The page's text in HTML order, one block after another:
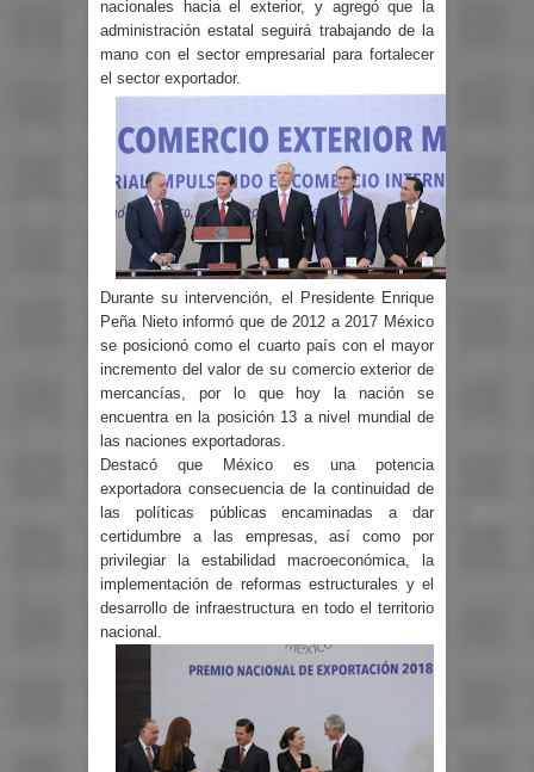
nacionales hacia el exterior, y agregó que la
administración estatal seguirá trabajando de la
mano con el sector empresarial para fortalecer
el sector exportador.
Durante su intervención, el Presidente Enrique
Peña Nieto informó que de 2012 a 2017 México
se posicionó como el cuarto país con el mayor
incremento del valor de su comercio exterior de
mercancías, por lo que hoy la nación se
encuentra en la posición 13 a nivel mundial de
las naciones exportadoras.
Destacó que México es una potencia
exportadora consecuencia de la continuidad de
las políticas públicas encaminadas a dar
certidumbre a las empresas, así como por
privilegiar la estabilidad macroeconómica, la
implementación de reformas estructurales y el
desarrollo de infraestructura en todo el territorio
nacional.